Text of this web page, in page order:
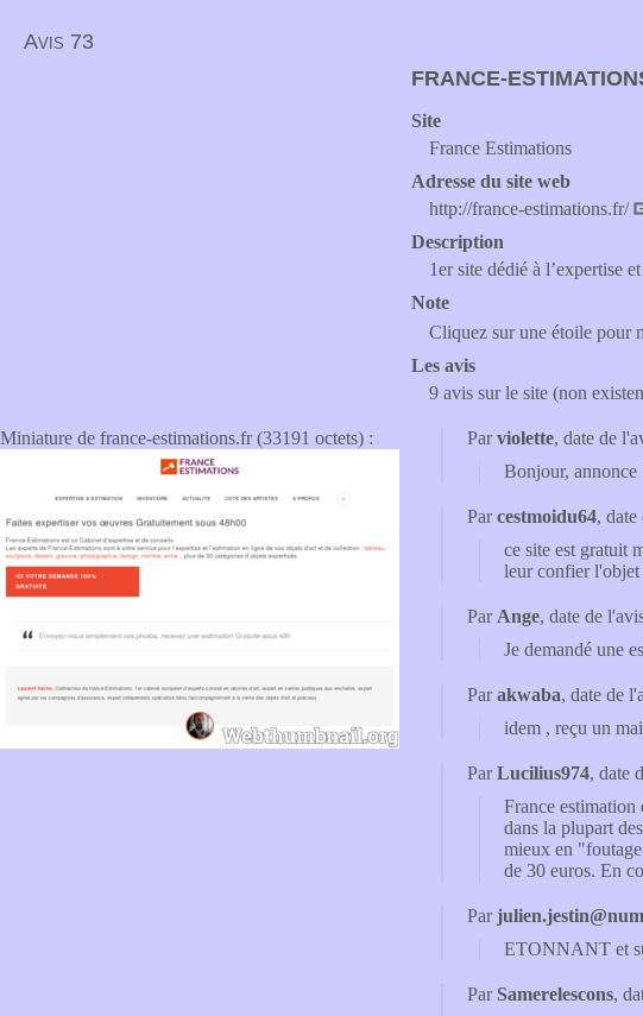
Avis 73
Miniature de france-estimations.fr (33191 octets) :
FRANCE-
Site
France Estimations
Adresse du site web
http://france-estimations.fr/
Description
1er site dédié à l’expertise
Note
Cliquez sur une étoile pour
Les avis
9 avis sur le site (non
Parviolette, date de
Bonjour,
Parcestmoidu64,
ce site est gratuit
leur confier l'objet
Par Ange, date de
Je demandé une
Parakwaba, date de
idem , reçu un
ParLucilius974, date
France estimation
dans la plupart
mieux en
de 30 euros. En
Par
ETONNANT et
ParSamerelescons,